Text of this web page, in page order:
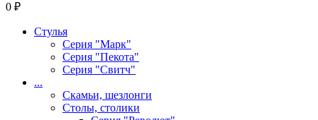
0 ₽
Стулья
Серия "Марк"
Серия "Пекота"
Серия "Свитч"
...
Скамьи, шезлонги
Столы, столики